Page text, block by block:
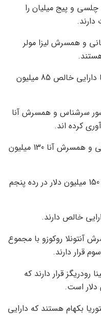
چلسی و پیج میلیان را
و همسرش لیزا مولر
آن کاترین، خانم مدل و ماریو گوتزه با دارایی خالص 85 میلیون
سرشناس و همسرش آنا
رابرت لواندوفسکی فوتبالیست لهستانی و همسرش آنا 130 میلیون
سرخیو راموس از سویا و پیلار روبیو با 150 میلیون دلار در رده پنجم
آنتونلا روکوزو با مجموع
رودریگز قرار دارند که
بکهام هستند که دارایی